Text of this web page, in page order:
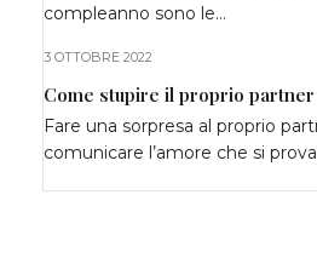
compleanno sono le…
3 OTTOBRE 2022
Come stupire il proprio
Fare una sorpresa al proprio
comunicare l’amore che si